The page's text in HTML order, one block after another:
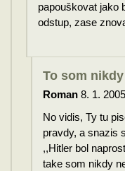
papouškovat jako
odstup, zase
To som
Roman 8. 1.
No vidis, Ty tu
pravdy, a snazis
,,Hitler bol
take som nikdy